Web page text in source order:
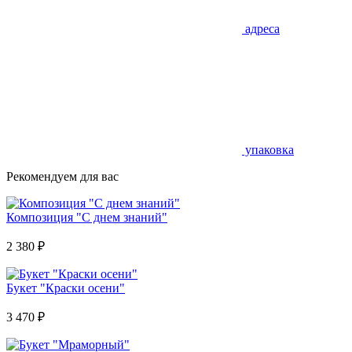
адреса
упаковка
Рекомендуем для вас
Композиция "С днем знаний"
2 380 ₽
Букет "Краски осени"
3 470 ₽